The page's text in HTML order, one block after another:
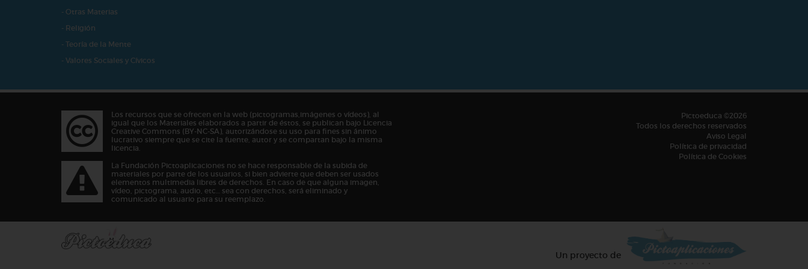
- Otras Materias
- Religión
- Teoría de la Mente
- Valores Sociales y Cívicos
Los recursos que se ofrecen en la web (pictogramas,imágenes o vídeos), al
igual que los Materiales elaborados a partir de éstos, se publican bajo Licencia
Creative Commons (BY-NC-SA), autorizándose su uso para fines sin ánimo
lucrativo siempre que se cite la fuente, autor y se compartan bajo la misma
licencia.
La Fundación Pictoaplicaciones no se hace responsable de la subida de
materiales por parte de los usuarios, si bien advierte que deben ser usados
elementos multimedia libres de derechos. En caso de que alguna imagen,
vídeo, pictograma, audio, etc… sea con derechos, será eliminado y
comunicado al usuario para su reemplazo.
Pictoeduca ©2026
Todos los derechos reservados
Aviso Legal
Política de privacidad
Política de Cookies
Un proyecto de